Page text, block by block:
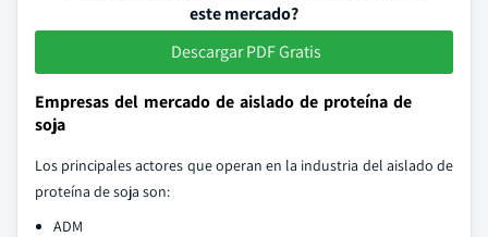
este mercado?
Descargar PDF Gratis
Empresas del mercado de aislado de proteína de
soja
Los principales actores que operan en la industria del aislado de
proteína de soja son:
ADM